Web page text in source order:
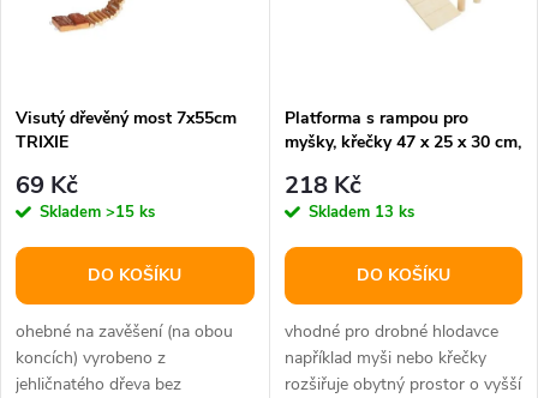
Visutý dřevěný most 7x55cm
TRIXIE
69 Kč
Skladem >15 ks
DO KOŠÍKU
ohebné na zavěšení (na obou
koncích) vyrobeno z
jehličnatého dřeva bez
Platforma s rampou pro
myšky, křečky 47 x 25 x 30 cm,
218 Kč
Skladem 13 ks
DO KOŠÍKU
vhodné pro drobné hlodavce
například myši nebo křečky
rozšiřuje obytný prostor o vyšší